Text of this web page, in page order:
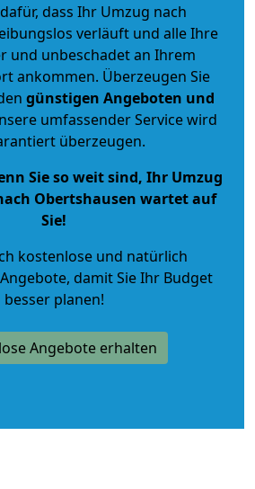
dass Ihr Umzug nach
verläuft und alle Ihre
und unbeschadet an Ihrem
ankommen. Überzeugen Sie
günstigen Angeboten und
umfassender Service wird
überzeugen.
Sie so weit sind, Ihr Umzug
Obertshausen wartet auf
Sie!
kostenlose und natürlich
, damit Sie Ihr Budget
besser planen!
Angebote erhalten